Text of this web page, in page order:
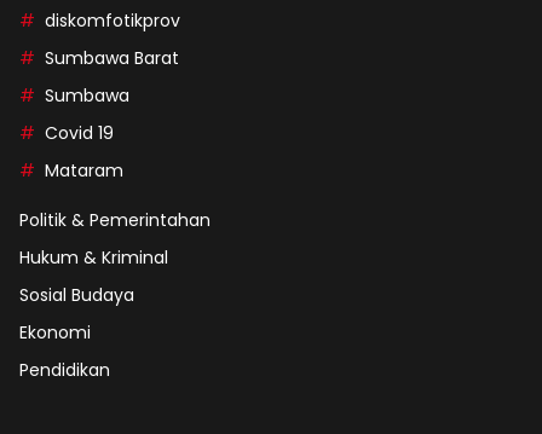
diskomfotikprov
Sumbawa Barat
Sumbawa
Covid 19
Mataram
Politik & Pemerintahan
Hukum & Kriminal
Sosial Budaya
Ekonomi
Pendidikan